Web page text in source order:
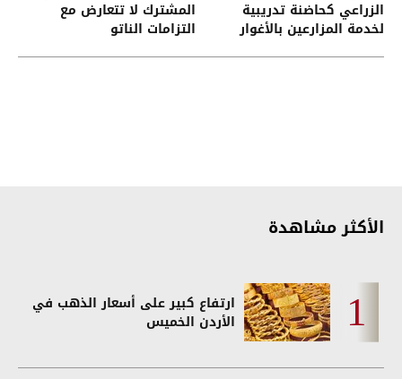
الزراعي كحاضنة تدريبية
لخدمة المزارعين بالأغوار
المشترك لا تتعارض مع
التزامات الناتو
الأكثر مشاهدة
ارتفاع كبير على أسعار الذهب في
الأردن الخميس